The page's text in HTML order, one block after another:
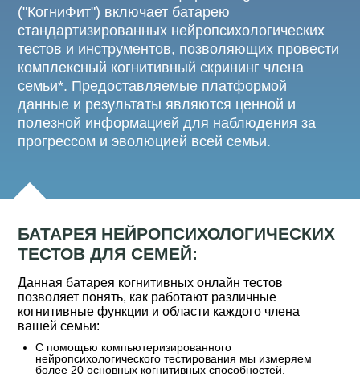
("КогниФит") включает батарею
стандартизированных нейропсихологических
тестов и инструментов, позволяющих провести
комплексный когнитивный скрининг члена
семьи*. Предоставляемые платформой
данные и результаты являются ценной и
полезной информацией для наблюдения за
прогрессом и эволюцией всей семьи.
БАТАРЕЯ НЕЙРОПСИХОЛОГИЧЕСКИХ
ТЕСТОВ ДЛЯ СЕМЕЙ:
Данная батарея когнитивных онлайн тестов
позволяет понять, как работают различные
когнитивные функции и области каждого члена
вашей семьи:
С помощью компьютеризированного
нейропсихологического тестирования мы измеряем
более 20 основных когнитивных способностей.